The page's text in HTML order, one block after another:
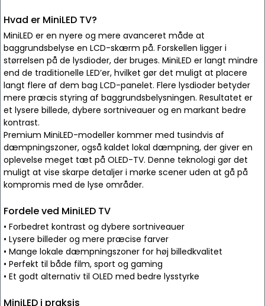
Hvad er MiniLED TV?
MiniLED er en nyere og mere avanceret måde at
baggrundsbelyse en LCD-skærm på. Forskellen ligger i
størrelsen på de lysdioder, der bruges. MiniLED er langt mindre
end de traditionelle LED’er, hvilket gør det muligt at placere
langt flere af dem bag LCD-panelet. Flere lysdioder betyder
mere præcis styring af baggrundsbelysningen. Resultatet er
et lysere billede, dybere sortniveauer og en markant bedre
kontrast.
Premium MiniLED-modeller kommer med tusindvis af
dæmpningszoner, også kaldet lokal dæmpning, der giver en
oplevelse meget tæt på OLED-TV. Denne teknologi gør det
muligt at vise skarpe detaljer i mørke scener uden at gå på
kompromis med de lyse områder.
Fordele ved MiniLED TV
• Forbedret kontrast og dybere sortniveauer
• Lysere billeder og mere præcise farver
• Mange lokale dæmpningszoner for høj billedkvalitet
• Perfekt til både film, sport og gaming
• Et godt alternativ til OLED med bedre lysstyrke
MiniLED i praksis